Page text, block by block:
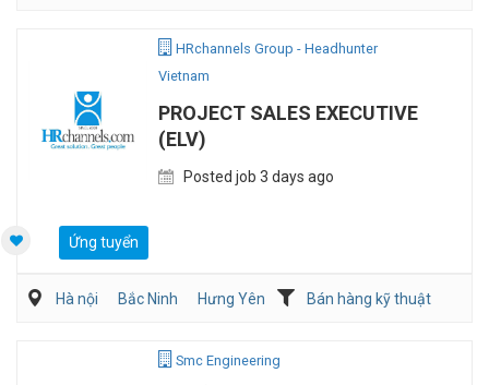
HRchannels Group - Headhunter
Vietnam
PROJECT SALES EXECUTIVE
(ELV)
Posted job 3 days ago
Ứng tuyển
Hà nội Bắc Ninh Hưng Yên
Bán hàng kỹ thuật
Smc Engineering